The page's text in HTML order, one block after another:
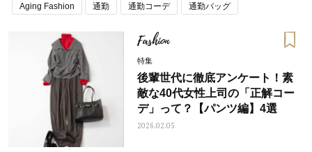
Aging Fashion 通勤 通勤コーデ 通勤バッグ
Fashion
特集
後輩世代に徹底アンケート！素
敵な40代女性上司の「正解コー
デ」って？【パンツ編】4選
2026.02.05